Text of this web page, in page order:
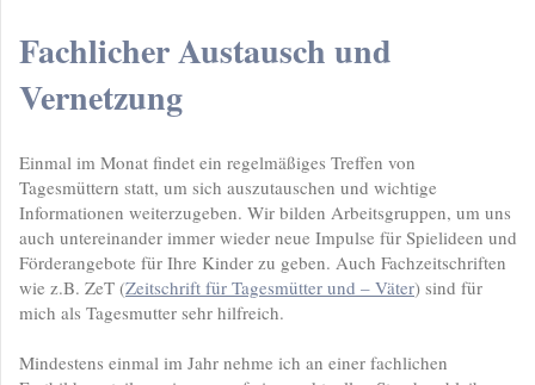
Fachlicher Austausch und
Vernetzung
Einmal im Monat findet ein regelmäßiges Treffen von
Tagesmüttern statt, um sich auszutauschen und wichtige
Informationen weiterzugeben. Wir bilden Arbeitsgruppen, um uns
auch untereinander immer wieder neue Impulse für Spielideen und
Förderangebote für Ihre Kinder zu geben. Auch Fachzeitschriften
wie z.B. ZeT (Zeitschrift für Tagesmütter und – Väter) sind für
mich als Tagesmutter sehr hilfreich.
Mindestens einmal im Jahr nehme ich an einer fachlichen